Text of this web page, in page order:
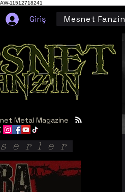
AW-11512718241
Giriş Mesnet Fanzin
Metal Magazine